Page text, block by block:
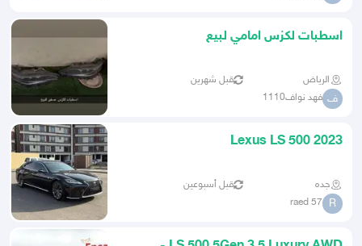
اسطبات لكزس امامي لبيع
الرياض قبل شهرين
ف فهد نواف1110
Lexus LS 500 2023
جده قبل أسبوعين
R
raed 57